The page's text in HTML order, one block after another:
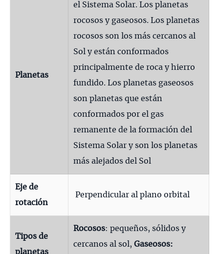
Planetas
el Sistema Solar. Los planetas
rocosos y gaseosos. Los planetas
rocosos son los más cercanos al
Sol y están conformados
principalmente de roca y hierro
fundido. Los planetas gaseosos
son planetas que están
conformados por el gas
remanente de la formación del
Sistema Solar y son los planetas
más alejados del Sol
Eje de
rotación
Perpendicular al plano orbital
Tipos de
planetas
Rocosos: pequeños, sólidos y
cercanos al sol, Gaseosos: